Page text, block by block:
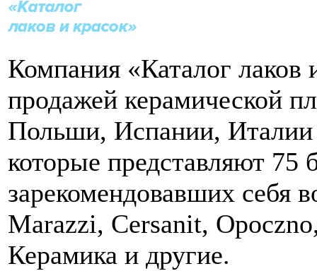
Компания «Каталог лаков
продажей керамической
Польши, Испании, Италии
которые представляют 75
зарекомендовавших себя
Marazzi, Cersanit,
Керамика и другие.